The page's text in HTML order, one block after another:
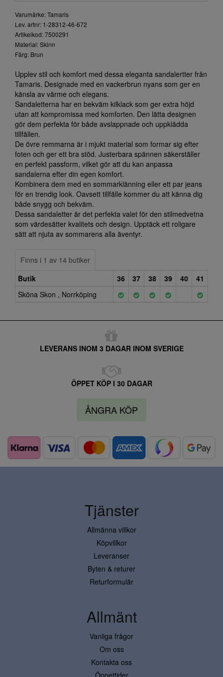
Varumärke: Tamaris
Lev. artnr: 1-28312-46-672
Artikelkod: 7500291
Material: Skinn
Färg: Brun
Upplev stil och komfort med dessa eleganta sandalertter från
Tamaris. Designade med en vackerbrun nyans som ger en
känsla av värme och elegans.
Sandaletterna har en bekväm kilklack som ger extra höjd
utan att kompromissa med komforten. Den lätta designen
gör dem perfekta för både avslappnade och uppklädda
tillfällen.
De övre remmarna är i mjukt material som formar sig efter
foten och ger ett bra stöd. Justerbara spännen säkerställer
en perfekt passform, vilket gör att du kan anpassa
sandalerna efter din egen komfort.
Kombinera dem med en sommarklänning eller ett par jeans
för en trendig look. Oavsett tillfälle kommer du att känna dig
både snygg och bekväm.
Dessa sandaletter är det perfekta valet för den stilmedvetna
som värdesätter kvalitets och design. Upptäck ett roligare
sätt att njuta av sommarens alla äventyr.
Finns i 1 av 14 butiker
Butik
36 37 38 39 40
41
Sköna Skon , Norrköping
LEVERANS INOM 3 DAGAR INOM SVERIGE
ÖPPET KÖP I 30 DAGAR
ÅNGRA KÖP
Tjänster
Allmänna villkor
Köpvillkor
Leveranser
Byten & returer
Returformulär
Allmänt
Vanliga frågor
Om oss
Kontakta oss
Öppettider